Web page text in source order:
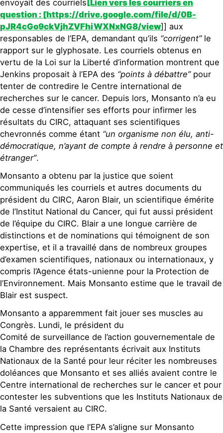
envoyait des courriels[Lien vers les courriers en
question : [https://drive.google.com/file/d/0B-
pJR4cGo9ckVjhZVFhiWXNxNG8/view]] aux
responsables de l’EPA, demandant qu’ils “corrigent” le
rapport sur le glyphosate. Les courriels obtenus en
vertu de la Loi sur la Liberté d’information montrent que
Jenkins proposait à l’EPA des “points à débattre”pour
tenter de contredire le Centre international de
recherches sur le cancer. Depuis lors, Monsanto n’a eu
de cesse d’intensifier ses efforts pour infirmer les
résultats du CIRC, attaquant ses scientifiques
chevronnés comme étant “un organisme non élu, anti-
démocratique, n’ayant de compte à rendre à personne et
étranger”.
Monsanto a obtenu par la justice que soient
communiqués les courriels et autres documents du
président du CIRC, Aaron Blair, un scientifique émérite
de l’Institut National du Cancer, qui fut aussi président
de l’équipe du CIRC. Blair a une longue carrière de
distinctions et de nominations qui témoignent de son
expertise, et il a travaillé dans de nombreux groupes
d’examen scientifiques, nationaux ou internationaux, y
compris l’Agence états-unienne pour la Protection de
l’Environnement. Mais Monsanto estime que le travail de
Blair est suspect.
Monsanto a apparemment fait jouer ses muscles au
Congrès. Lundi, le président du
Comité de surveillance de l’action gouvernementale de
la Chambre des représentants écrivait aux Instituts
Nationaux de la Santé pour leur réciter les nombreuses
doléances que Monsanto et ses alliés avaient contre le
Centre international de recherches sur le cancer et pour
contester les subventions que les Instituts Nationaux de
la Santé versaient au CIRC.
Cette impression que l’EPA s’aligne sur Monsanto